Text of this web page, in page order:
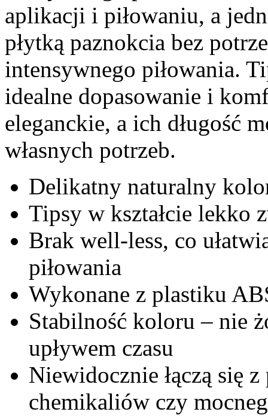
aplikacji i piłowaniu, a
płytką paznokcia bez
intensywnego piłowania.
idealne dopasowanie i
eleganckie, a ich długość
własnych potrzeb.
Delikatny naturalny
Tipsy w kształcie lekko
Brak well-less, co
piłowania
Wykonane z plastiku
Stabilność koloru – nie
upływem czasu
Niewidocznie łączą się
chemikaliów czy